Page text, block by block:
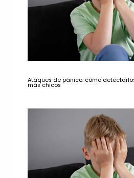
Ataques de pánico: cómo
más chicos